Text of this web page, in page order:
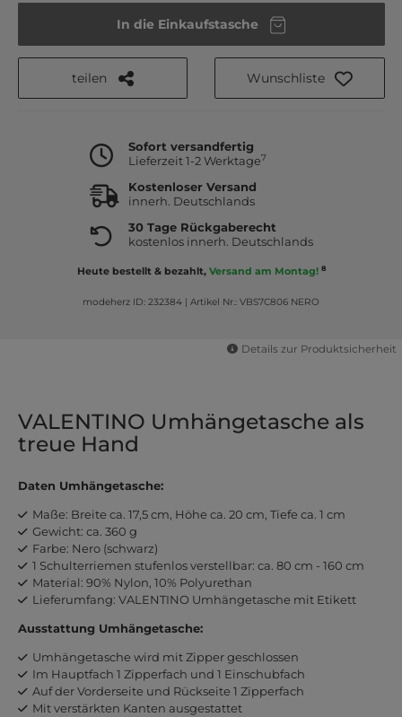
In die Einkaufstasche
teilen Wunschliste
Sofort versandfertig
Lieferzeit 1-2 Werktage7
Kostenloser Versand
innerh. Deutschlands
30 Tage Rückgaberecht
kostenlos innerh. Deutschlands
Heute bestellt & bezahlt, Versand am Montag! 8
modeherz ID: 232384 Artikel Nr.: VBS7C806 NERO
Details zur Produktsicherheit
VALENTINO Umhängetasche als
treue Hand
Daten Umhängetasche:
Maße: Breite ca. 17,5 cm, Höhe ca. 20 cm, Tiefe ca. 1 cm
Gewicht: ca. 360 g
Farbe: Nero (schwarz)
1 Schulterriemen stufenlos verstellbar: ca. 80 cm - 160 cm
Material: 90% Nylon, 10% Polyurethan
Lieferumfang: VALENTINO Umhängetasche mit Etikett
Ausstattung Umhängetasche:
Umhängetasche wird mit Zipper geschlossen
Im Hauptfach 1 Zipperfach und 1 Einschubfach
Auf der Vorderseite und Rückseite 1 Zipperfach
Mit verstärkten Kanten ausgestattet